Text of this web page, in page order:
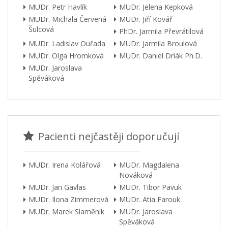
MUDr. Petr Havlík
MUDr. Jelena Kepková
MUDr. Michala Červená
Šulcová
MUDr. Jiří Kovář
PhDr. Jarmila Převrátilová
MUDr. Ladislav Ouřada
MUDr. Jarmila Broulová
MUDr. Olga Hromková
MUDr. Daniel Driák Ph.D.
MUDr. Jaroslava
Spěváková
Pacienti nejčastěji doporučují
MUDr. Irena Kolářová
MUDr. Magdalena
Nováková
MUDr. Jan Gavlas
MUDr. Tibor Pavuk
MUDr. Ilona Zimmerová
MUDr. Atia Farouk
MUDr. Marek Slaměník
MUDr. Jaroslava
Spěváková